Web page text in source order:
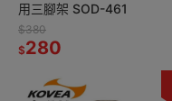
用三腳架 SOD-461
$380
$280